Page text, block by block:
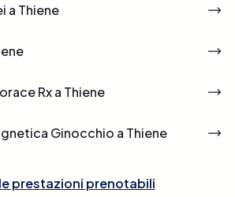
a Thiene
Rx a Thiene
Ginocchio a Thiene
prestazioni prenotabili